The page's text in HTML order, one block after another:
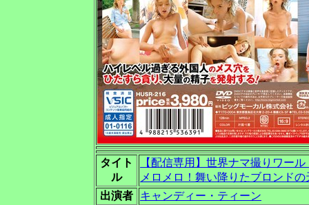
タイト
ル
【配信専用】世界ナマ撮りワー
メロメロ！舞い降りたブロンド
出演者
キャンディー・ティーン